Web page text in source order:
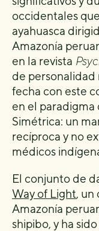
occidentales
ayahuasca
Amazonía
en la revista
de personalidad
fecha con este
en el
Simétrica: un
recíproca y no
médicos
El conjunto de
Way of Light, un
Amazonía
shipibo, y ha